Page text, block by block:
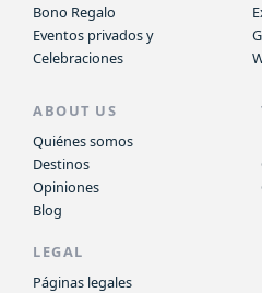
Bono Regalo
Eventos privados y
Celebraciones
ABOUT US
Quiénes somos
Destinos
Opiniones
Blog
LEGAL
Páginas legales